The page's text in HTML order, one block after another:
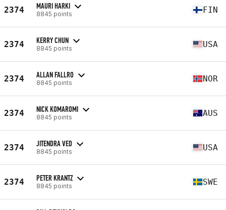
2374 MAURI HARKI
8845 points FIN
2374 KERRY CHUN
8845 points USA
2374 ALLAN FALLRO
8845 points NOR
2374 NICK KOMAROMI
8845 points AUS
2374 JITENDRA VED
8845 points USA
2374 PETER KRANTZ
8845 points SWE